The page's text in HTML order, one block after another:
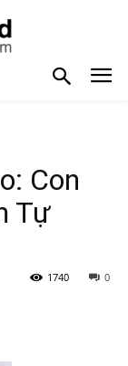
Con
Tự
0
1740